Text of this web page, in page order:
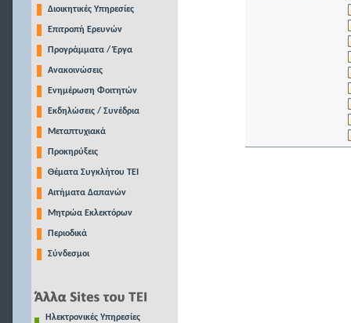
Διοικητικές Υπηρεσίες
Επιτροπή Ερευνών
Προγράμματα / Έργα
Ανακοινώσεις
Ενημέρωση Φοιτητών
Εκδηλώσεις / Συνέδρια
Μεταπτυχιακά
Προκηρύξεις
Θέματα Συγκλήτου ΤΕΙ
Αιτήματα Δαπανών
Μητρώα Εκλεκτόρων
Περιοδικά
Σύνδεσμοι
Ηλεκτρονικές Υπηρεσίες